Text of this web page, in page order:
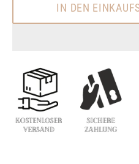
IN DEN